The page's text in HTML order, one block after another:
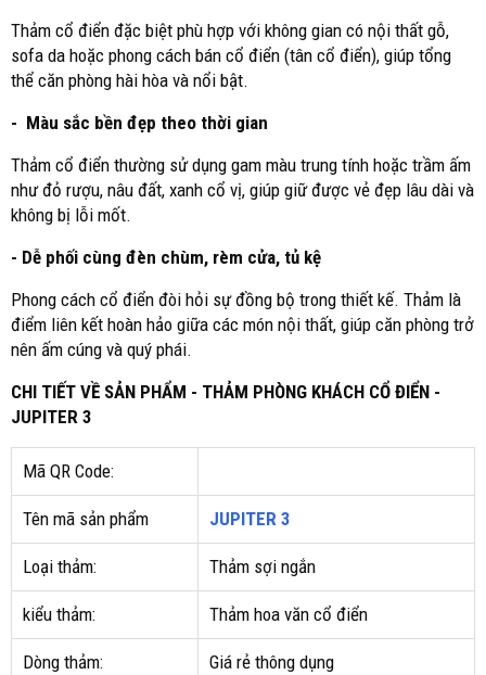
Thảm cổ điển đặc biệt phù hợp với không gian có nội thất gỗ,
sofa da hoặc phong cách bán cổ điển (tân cổ điển), giúp tổng
thể căn phòng hài hòa và nổi bật.
- Màu sắc bền đẹp theo thời gian
Thảm cổ điển thường sử dụng gam màu trung tính hoặc trầm ấm
như đỏ rượu, nâu đất, xanh cổ vị, giúp giữ được vẻ đẹp lâu dài và
không bị lỗi mốt.
- Dễ phối cùng đèn chùm, rèm cửa, tủ kệ
Phong cách cổ điển đòi hỏi sự đồng bộ trong thiết kế. Thảm là
điểm liên kết hoàn hảo giữa các món nội thất, giúp căn phòng trở
nên ấm cúng và quý phái.
CHI TIẾT VỀ SẢN PHẨM - THẢM PHÒNG KHÁCH CỔ ĐIỂN -
JUPITER 3
Mã QR Code:
Tên mã sản phẩm JUPITER 3
Loại thảm: Thảm sợi ngắn
kiểu thảm: Thảm hoa văn cổ điển
Dòng thảm: Giá rẻ thông dụng